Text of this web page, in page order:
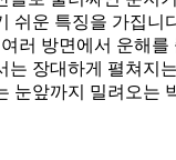
쉬운 특징을 가집니
러 방면에서 운해를
는 장대하게 펼쳐지
눈앞까지 밀려오는